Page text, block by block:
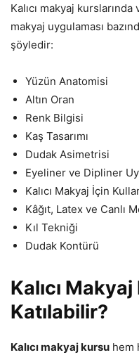
Kalıcı makyaj
makyaj uygulaması
şöyledir:
Yüzün Anatomisi
Altın Oran
Renk Bilgisi
Kaş Tasarımı
Dudak Asimetrisi
Eyeliner ve Dipliner
Kalıcı Makyaj İçin
Kâğıt, Latex ve Canlı
Kıl Tekniği
Dudak Kontürü
Kalıcı
Katılabilir?
Kalıcı makyaj kursu hem